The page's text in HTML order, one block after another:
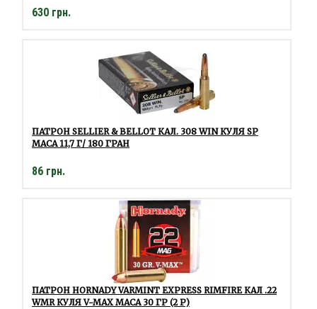
630 грн.
ПАТРОН SELLIER & BELLOT КАЛ. 308 WIN КУЛЯ SP
МАСА 11,7 Г/ 180 ГРАН
86 грн.
ПАТРОН HORNADY VARMINT EXPRESS RIMFIRE КАЛ .22
WMR КУЛЯ V-MAX МАСА 30 ГР (2 Р)